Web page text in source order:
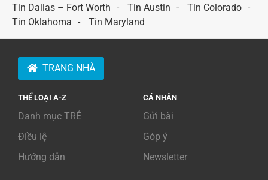
Tin Dallas – Fort Worth
Tin Austin
Tin Colorado
Tin Oklahoma
Tin Maryland
TRANG NHÀ
THỂ LOẠI A-Z
Danh mục TRẺ
Điều lệ
Hướng dẫn
CÁ NHÂN
Gửi bài
Góp ý
Newsletter